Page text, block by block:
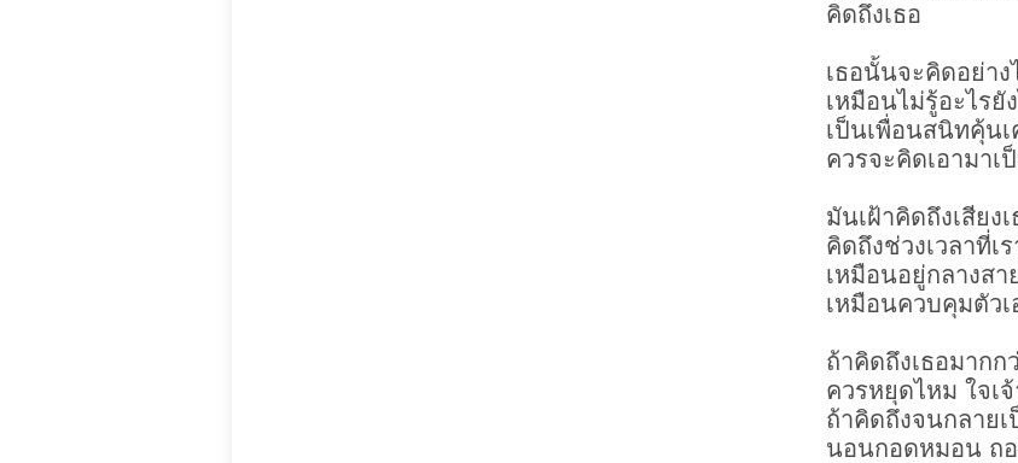
คิดถึงเธอ
เธอนั้นจะคิดอย่าง
เหมือนไม่รู้อะไรยั
เป็นเพื่อนสนิทคุ้นเ
ควรจะคิดเอามา
มันเฝ้าคิดถึงเสียง
คิดถึงช่วงเวลาที่เ
เหมือนอยู่กลางส
เหมือนควบคุมตัวเ
ถ้าคิดถึงเธอมากก
ควรหยุดไหม ใจเ
ถ้าคิดถึงจนกลาย
นอนกอดหมอน ถอ